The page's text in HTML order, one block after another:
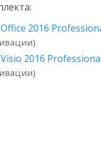
2016
2016